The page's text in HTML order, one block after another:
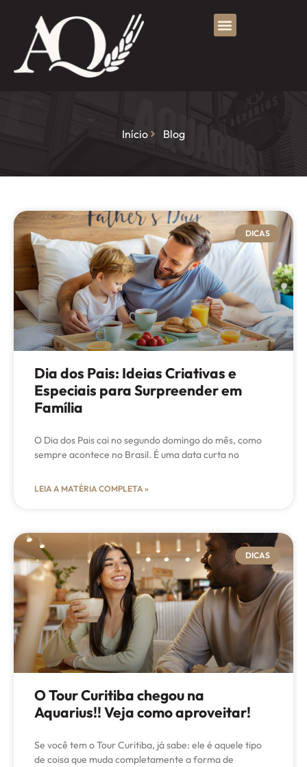
Início Blog
DICAS
Dia dos Pais: Ideias Criativas e
Especiais para Surpreender em
Família
O Dia dos Pais cai no segundo domingo do mês, como
sempre acontece no Brasil. É uma data curta no
LEIA A MATÉRIA COMPLETA »
DICAS
O Tour Curitiba chegou na
Aquarius!! Veja como aproveitar!
Se você tem o Tour Curitiba, já sabe: ele é aquele tipo
de coisa que muda completamente a forma de